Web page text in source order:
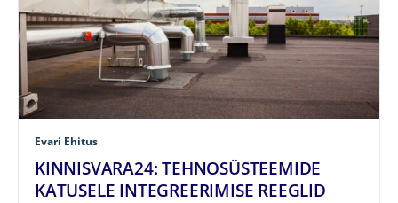
Evari Ehitus
KINNISVARA24: TEHNOSÜSTEEMIDE
KATUSELE INTEGREERIMISE REEGLID